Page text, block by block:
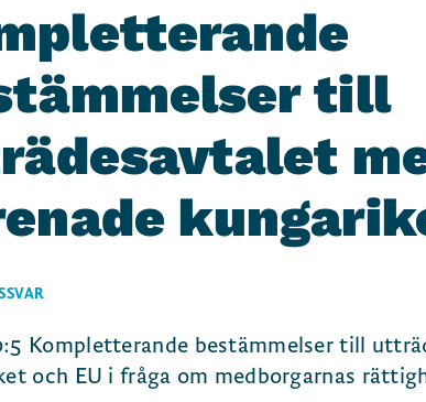
till
Kompletterande bestämmelser till
och EU i fråga om medborgarnas